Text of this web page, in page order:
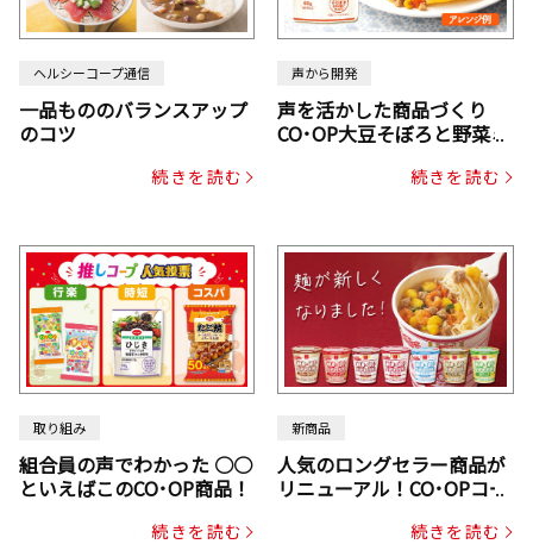
ヘルシーコープ通信
一品もののバランスアップ
のコツ
続きを読む
声から開発
声を活かした商品づくり
CO･OP大豆そぼろと野菜ミ
じん・コーン入り）続きを読む
取り組み
組合員の声でわかった ○○
といえばこのCO･OP商品！
続きを読む
新商品
人気のロングセラー商品が
リニューアル！CO･OPコー
続きを読む